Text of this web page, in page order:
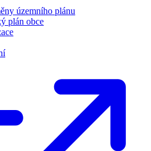
územního plánu
plán obce